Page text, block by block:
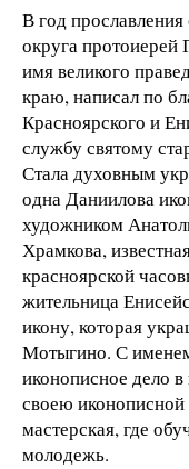
В год
округа
имя великого
краю, написал по
Красноярского и
службу святому
Стала духовным
одна Даниилова
художником
Храмкова,
красноярской
жительница
икону, которая
Мотыгино. С именем
иконописное дело в
своею
мастерская, где
молодежь.